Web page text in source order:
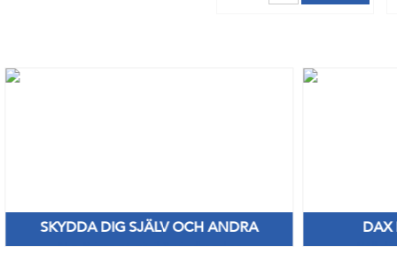
SKYDDA DIG SJÄLV OCH ANDRA
Nya Priser på nitril & vinylhanskar
DAX
Håll